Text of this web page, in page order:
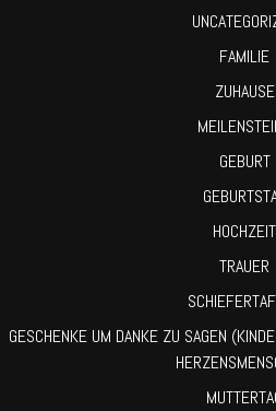
FAMILIE
ZUHAUSE
GEBURT
HOCHZEIT
TRAUER
GESCHENKE UM DANKE ZU SAGEN